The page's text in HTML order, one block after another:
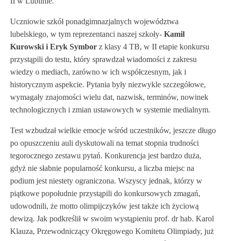
Uczniowie szkół ponadgimnazjalnych województwa
lubelskiego, w tym reprezentanci naszej szkoły- Kamil
Kurowski i Eryk Symbor z klasy 4 TB, w II etapie konkursu
przystąpili do testu, który sprawdzał wiadomości z zakresu
wiedzy o mediach, zarówno w ich współczesnym, jak i
historycznym aspekcie. Pytania były niezwykle szczegółowe,
wymagały znajomości wielu dat, nazwisk, terminów, nowinek
technologicznych i zmian ustawowych w systemie medialnym.
Test wzbudzał wielkie emocje wśród uczestników, jeszcze długo
po opuszczeniu auli dyskutowali na temat stopnia trudności
tegorocznego zestawu pytań. Konkurencja jest bardzo duża,
gdyż nie słabnie popularność konkursu, a liczba miejsc na
podium jest niestety ograniczona. Wszyscy jednak, którzy w
piątkowe popołudnie przystąpili do konkursowych zmagań,
udowodnili, że motto olimpijczyków jest także ich życiową
dewizą. Jak podkreślił w swoim wystąpieniu prof. dr hab. Karol
Klauza, Przewodniczący Okręgowego Komitetu Olimpiady, już